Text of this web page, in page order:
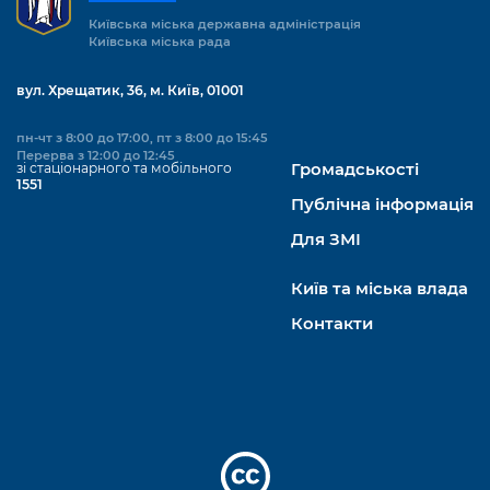
Київська міська державна адміністрація
Київська міська рада
вул. Хрещатик, 36, м. Київ, 01001
пн-чт з 8:00 до 17:00, пт з 8:00 до 15:45
Перерва з 12:00 до 12:45
зі стаціонарного та мобільного
1551
Громадськості
Публічна інформація
Для ЗМІ
Київ та міська влада
Контакти